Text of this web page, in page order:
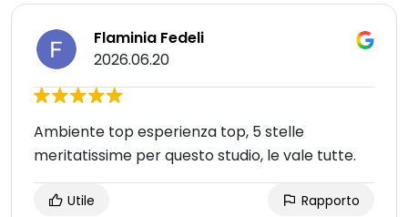
Flaminia Fedeli
2026.06.20
Ambiente top esperienza top, 5 stelle
meritatissime per questo studio, le vale tutte.
Utile Rapporto